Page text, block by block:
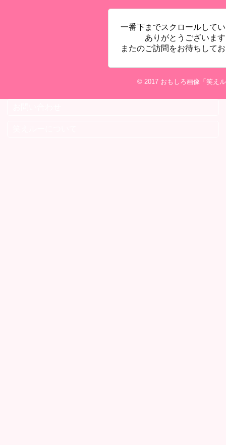
一番下までスクロールして
ありがとうございま
またのご訪問をお待ちして
© 2017 おもしろ画像「笑え